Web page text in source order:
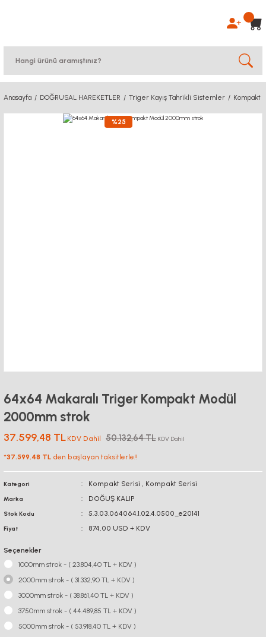
Anasayfa DOĞRUSAL HAREKETLER Triger Kayış Tahrikli Sistemler Kompakt
%25
64x64 Makaralı Triger Kompakt Modül
2000mm strok
37.599,48 TL KDV Dahil 50.132,64 TL KDV Dahil
*37.599,48 TL den başlayan taksitlerle!!
Kategori Kompakt Serisi , Kompakt Serisi
Marka DOĞUŞ KALIP
Stok Kodu 5.3.03.064064.1.02.4.0500_e20141
Fiyat 874,00 USD + KDV
Seçenekler
1000mm strok - ( 23.804,40 TL + KDV )
2000mm strok - ( 31.332,90 TL + KDV )
3000mm strok - ( 38.861,40 TL + KDV )
3750mm strok - ( 44.489,85 TL + KDV )
5000mm strok - ( 53.918,40 TL + KDV )